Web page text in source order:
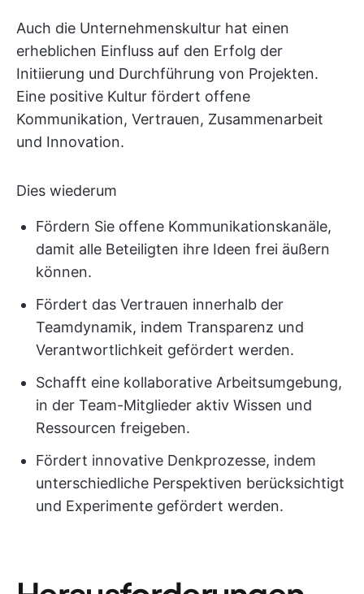
Auch die Unternehmenskultur hat einen
erheblichen Einfluss auf den Erfolg der
Initiierung und Durchführung von Projekten.
Eine positive Kultur fördert offene
Kommunikation, Vertrauen, Zusammenarbeit
und Innovation.
Dies wiederum
Fördern Sie offene Kommunikationskanäle,
damit alle Beteiligten ihre Ideen frei äußern
können.
Fördert das Vertrauen innerhalb der
Teamdynamik, indem Transparenz und
Verantwortlichkeit gefördert werden.
Schafft eine kollaborative Arbeitsumgebung,
in der Team-Mitglieder aktiv Wissen und
Ressourcen freigeben.
Fördert innovative Denkprozesse, indem
unterschiedliche Perspektiven berücksichtigt
und Experimente gefördert werden.